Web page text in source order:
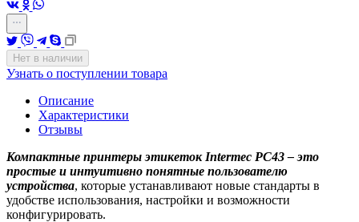
Нет в наличии
Узнать о поступлении товара
Описание
Характеристики
Отзывы
Компактные принтеры этикеток Intermec PC43 – это
простые и интуитивно понятные пользователю
устройства, которые устанавливают новые стандарты в
удобстве использования, настройки и возможности
конфигурировать.